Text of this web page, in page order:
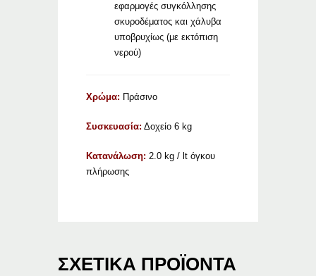
εφαρμογές συγκόλλησης
σκυροδέματος και χάλυβα
υποβρυχίως (με εκτόπιση
νερού)
Χρώμα: Πράσινο
Συσκευασία: Δοχείο 6 kg
Κατανάλωση: 2.0 kg / lt όγκου
πλήρωσης
ΣΧΕΤΙΚΆ ΠΡΟΪΌΝΤΑ